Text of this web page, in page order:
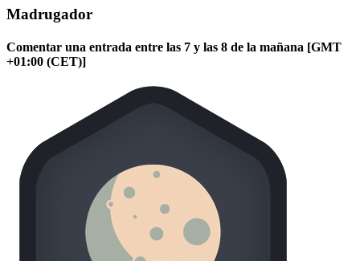
Madrugador
Comentar una entrada entre las 7 y las 8 de la mañana [GMT
+01:00 (CET)]